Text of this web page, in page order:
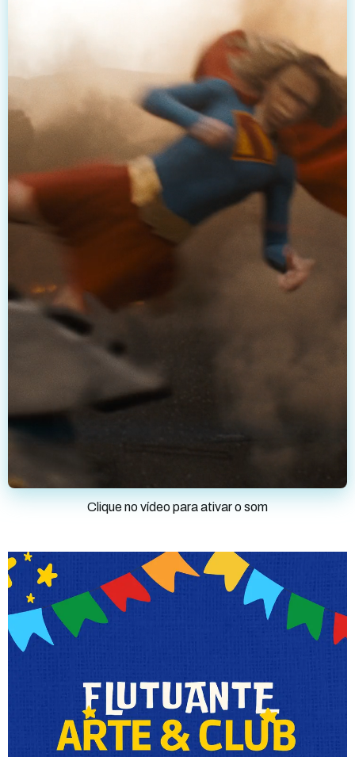
Clique no vídeo para ativar o som